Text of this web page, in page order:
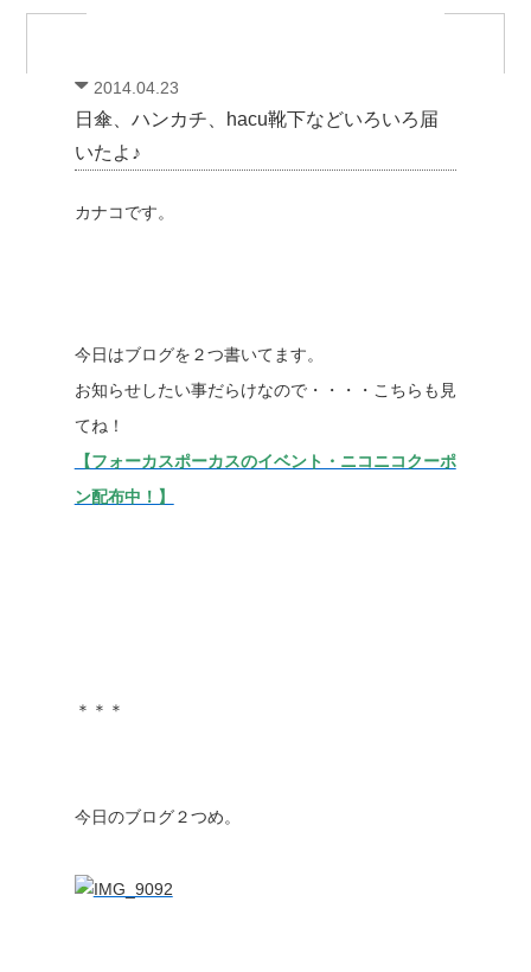
2014.04.23
日傘、ハンカチ、hacu靴下などいろいろ届
いたよ♪
カナコです。
今日はブログを２つ書いてます。
お知らせしたい事だらけなので・・・・こちらも見
てね！
【フォーカスポーカスのイベント・ニコニコクーポ
ン配布中！】
＊＊＊
今日のブログ２つめ。